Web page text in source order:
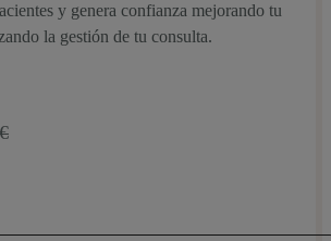
y genera confianza mejorando tu
la gestión de tu consulta.